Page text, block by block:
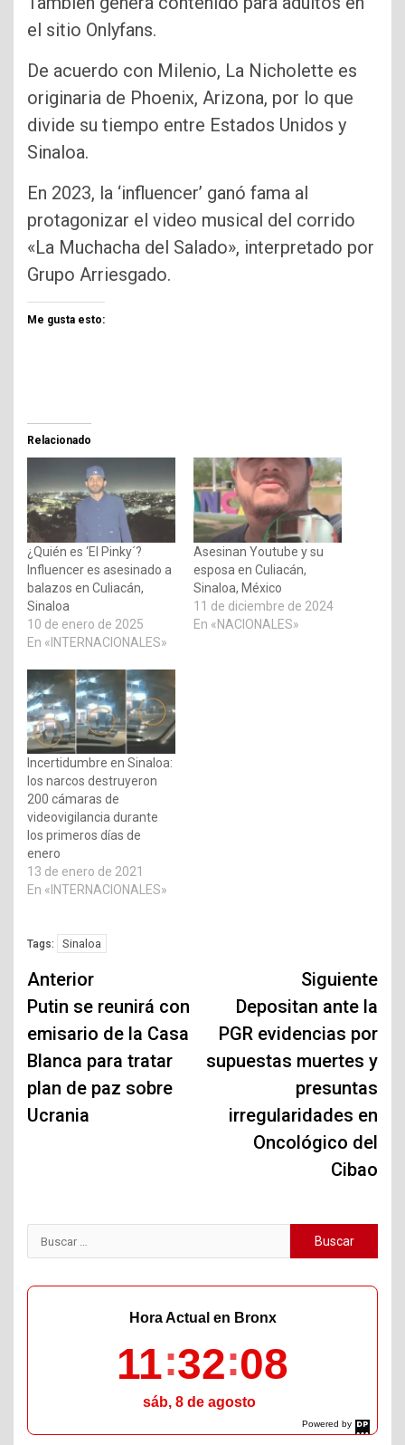
el sitio Onlyfans.
De acuerdo con Milenio, La Nicholette es
originaria de Phoenix, Arizona, por lo que
divide su tiempo entre Estados Unidos y
Sinaloa.
En 2023, la ‘influencer’ ganó fama al
protagonizar el video musical del corrido
«La Muchacha del Salado», interpretado por
Grupo Arriesgado.
Me gusta esto:
Relacionado
¿Quién es ‘El Pinky´?
Influencer es asesinado a
balazos en Culiacán,
Sinaloa
10 de enero de 2025
En «INTERNACIONALES»
Asesinan Youtube y su
esposa en Culiacán,
Sinaloa, México
11 de diciembre de 2024
En «NACIONALES»
Incertidumbre en Sinaloa:
los narcos destruyeron
200 cámaras de
videovigilancia durante
los primeros días de
enero
13 de enero de 2021
En «INTERNACIONALES»
Tags: Sinaloa
Navegación
de
entradas
Anterior
Putin se reunirá con
emisario de la Casa
Blanca para tratar
plan de paz sobre
Ucrania
Siguiente
Depositan ante la
PGR evidencias por
supuestas muertes y
presuntas
irregularidades en
Oncológico del
Cibao
Buscar:
Powered by
DaysPedia.com
Hora Actual en Bronx
11 32 10
sáb, 8 de agosto